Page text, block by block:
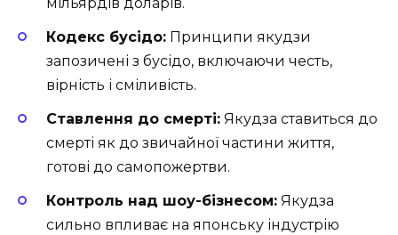
Кодекс бусідо: Принципи якудзи
запозичені з бусідо, включаючи честь,
вірність і сміливість.
Ставлення до смерті: Якудза ставиться до
смерті як до звичайної частини життя,
готові до самопожертви.
Контроль над шоу-бізнесом: Якудза
сильно впливає на японську індустрію